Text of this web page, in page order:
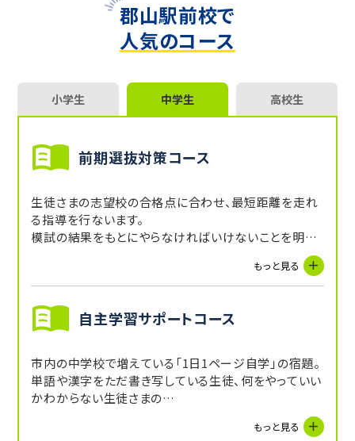
郡山駅前校で
人気のコース
小学生 中学生 高校生
前期選抜対策コース
生徒さまの志望校の合格点に合わせ、最短距離を走れ
る指導を行ないます。
模試の結果をもとにやらなければいけないことを明確
もっと見る
自主学習サポートコース
市内の中学校で増えている「1日1ページ自学」の宿題。
単語や漢字をただ書き写している生徒、何をやっていい
かわからない生徒さまの
もっと見る